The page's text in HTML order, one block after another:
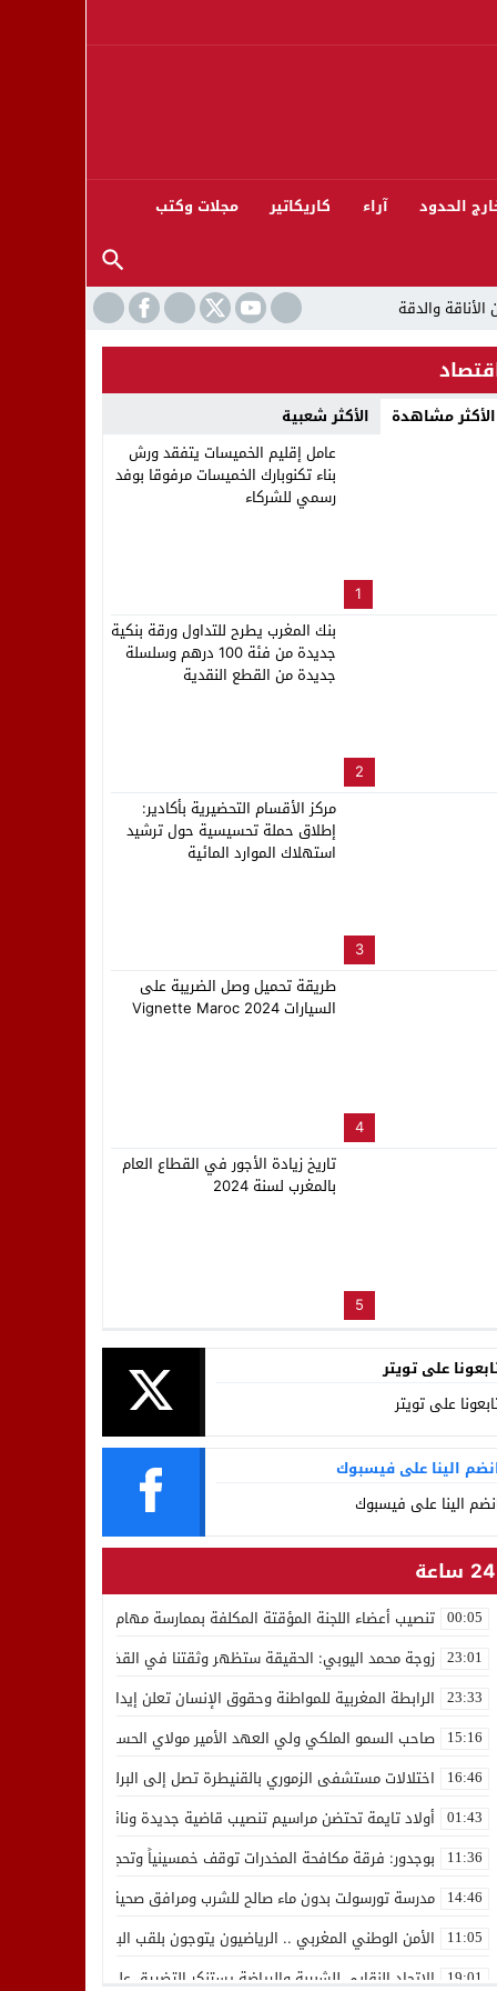
الحدود آراء كاريكاتير مجلات وكتب
بنزاهة النهائي
الأكثر مشاهدة الأكثر شعبية
1
عامل إقليم الخميسات يتفقد ورش
بناء تكنوبارك الخميسات مرفوقا بوفد
رسمي للشركاء
2
بنك المغرب يطرح للتداول ورقة بنكية
جديدة من فئة 100 درهم وسلسلة
جديدة من القطع النقدية
3
مركز الأقسام التحضيرية بأكادير:
إطلاق حملة تحسيسية حول ترشيد
استهلاك الموارد المائية
4
طريقة تحميل وصل الضريبة على
السيارات Vignette Maroc 2024
5
تاريخ زيادة الأجور في القطاع العام
بالمغرب لسنة 2024
على تويتر
على تويتر
الينا على فيسبوك
الينا على فيسبوك
24 ساعة
00:05 تنصيب أعضاء اللجنة المؤقتة المكلفة بممارسة مهام المجلس الوطني
23:01 زوجة محمد اليوبي: الحقيقة ستظهر وثقتنا في القضاء ثابتة
23:33 الرابطة المغربية للمواطنة وحقوق الإنسان تعلن إيداع رئيسها
15:16 صاحب السمو الملكي ولي العهد الأمير مولاي الحسن يدشن “برج
16:46 اختلالات مستشفى الزموري بالقنيطرة تصل إلى البرلمان واستقالة
01:43 أولاد تايمة تحتضن مراسيم تنصيب قاضية جديدة ونائب لوكيل الملك
11:36 بوجدور: فرقة مكافحة المخدرات توقف خمسينياً وتحجز 10 كيلوغرامات من الشيرا
14:46 مدرسة تورسولت بدون ماء صالح للشرب ومرافق صحية في وضعية
11:05 الأمن الوطني المغربي .. الرياضيون يتوجون بلقب البطولة العربية
19:01 الاتحاد النقابي للشبيبة والرياضة يستنكر التضييق على الموظفين